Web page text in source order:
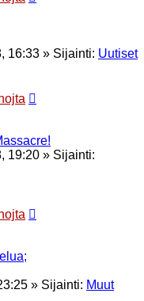
16:33 » Sijainti: Uutiset
19:20 » Sijainti:
» Sijainti: Muut